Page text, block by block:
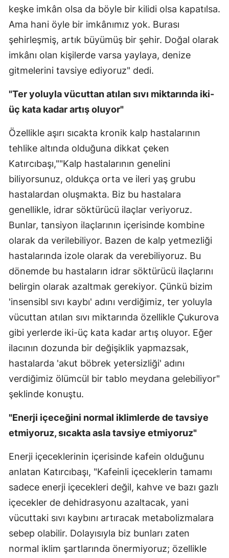
keşke imkân olsa da böyle bir kilidi olsa kapatılsa.
Ama hani öyle bir imkânımız yok. Burası
şehirleşmiş, artık büyümüş bir şehir. Doğal olarak
imkânı olan kişilerde varsa yaylaya, denize
gitmelerini tavsiye ediyoruz" dedi.
"Ter yoluyla vücuttan atılan sıvı miktarında iki-
üç kata kadar artış oluyor"
Özellikle aşırı sıcakta kronik kalp hastalarının
tehlike altında olduğuna dikkat çeken
Katırcıbaşı,""Kalp hastalarının genelini
biliyorsunuz, oldukça orta ve ileri yaş grubu
hastalardan oluşmakta. Biz bu hastalara
genellikle, idrar söktürücü ilaçlar veriyoruz.
Bunlar, tansiyon ilaçlarının içerisinde kombine
olarak da verilebiliyor. Bazen de kalp yetmezliği
hastalarında izole olarak da verebiliyoruz. Bu
dönemde bu hastaların idrar söktürücü ilaçlarını
belirgin olarak azaltmak gerekiyor. Çünkü bizim
'insensibl sıvı kaybı' adını verdiğimiz, ter yoluyla
vücuttan atılan sıvı miktarında özellikle Çukurova
gibi yerlerde iki-üç kata kadar artış oluyor. Eğer
ilacının dozunda bir değişiklik yapmazsak,
hastalarda 'akut böbrek yetersizliği' adını
verdiğimiz ölümcül bir tablo meydana gelebiliyor"
şeklinde konuştu.
"Enerji içeceğini normal iklimlerde de tavsiye
etmiyoruz, sıcakta asla tavsiye etmiyoruz"
Enerji içeceklerinin içerisinde kafein olduğunu
anlatan Katırcıbaşı, "Kafeinli içeceklerin tamamı
sadece enerji içecekleri değil, kahve ve bazı gazlı
içecekler de dehidrasyonu azaltacak, yani
vücuttaki sıvı kaybını artıracak metabolizmalara
sebep olabilir. Dolayısıyla biz bunları zaten
normal iklim şartlarında önermiyoruz; özellikle